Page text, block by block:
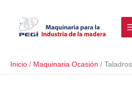
contenido
Inicio Maquinaria Ocasión Taladros